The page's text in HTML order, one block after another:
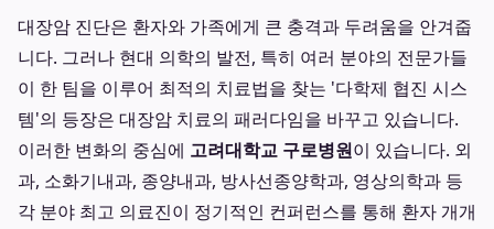
대장암 진단은 환자와 가족에게 큰 충격과 두려움을 안겨줍
니다. 그러나 현대 의학의 발전, 특히 여러 분야의 전문가들
이 한 팀을 이루어 최적의 치료법을 찾는 '다학제 협진 시스
템'의 등장은 대장암 치료의 패러다임을 바꾸고 있습니다.
이러한 변화의 중심에 고려대학교 구로병원이 있습니다. 외
과, 소화기내과, 종양내과, 방사선종양학과, 영상의학과 등
각 분야 최고 의료진이 정기적인 컨퍼런스를 통해 환자 개개